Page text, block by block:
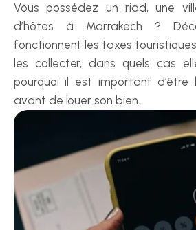
Vous possédez un riad, une
d’hôtes à Marrakech ?
fonctionnent les taxes
les collecter, dans quels cas
pourquoi il est important d’être
avant de louer son bien.